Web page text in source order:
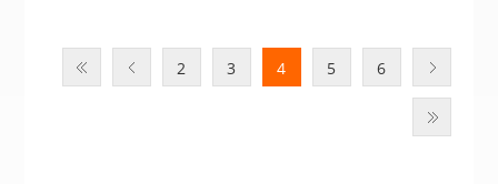
2 3 4 5 6